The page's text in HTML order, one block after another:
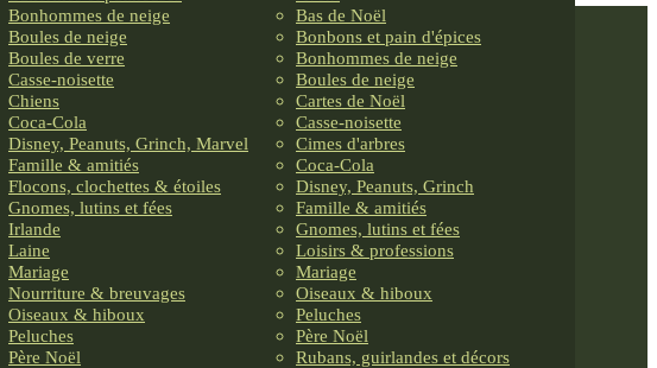
Bonhommes de neige
Boules de neige
Boules de verre
Casse-noisette
Chiens
Coca-Cola
Disney, Peanuts, Grinch, Marvel
Famille & amitiés
Flocons, clochettes & étoiles
Gnomes, lutins et fées
Irlande
Laine
Mariage
Nourriture & breuvages
Oiseaux & hiboux
Peluches
Père Noël
Bas de Noël
Bonbons et pain d'épices
Bonhommes de neige
Boules de neige
Cartes de Noël
Casse-noisette
Cimes d'arbres
Coca-Cola
Disney, Peanuts, Grinch
Famille & amitiés
Gnomes, lutins et fées
Loisirs & professions
Mariage
Oiseaux & hiboux
Peluches
Père Noël
Rubans, guirlandes et décors